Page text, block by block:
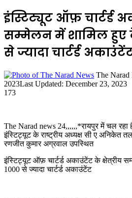
इंस्टिट्यूट ऑफ़ चार्टर्ड
सम्मेलन में शामिल हुए
से ज्यादा चार्टर्ड
The Narad
2023Last Updated: December 23, 2023
173
The Narad news 24,,,,,,*रायपुर में चल रहा
इंस्टिट्यूट के राष्ट्रीय अध्यक्ष सी ए अनिकेत
रणजीत कुमार अग्रवाल उपस्थित
इंस्टिट्यूट ऑफ़ चार्टर्ड अकाउंटेंट के क्षेत्रीय
1000 से ज्यादा चार्टर्ड अकाउंटेंट